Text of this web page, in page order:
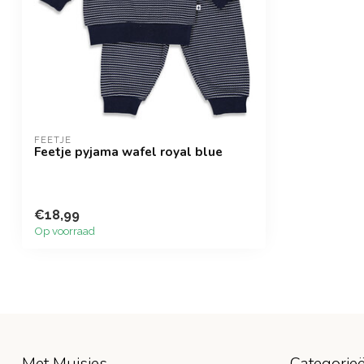
FEETJE
Feetje pyjama wafel royal blue
€18,99
Op voorraad